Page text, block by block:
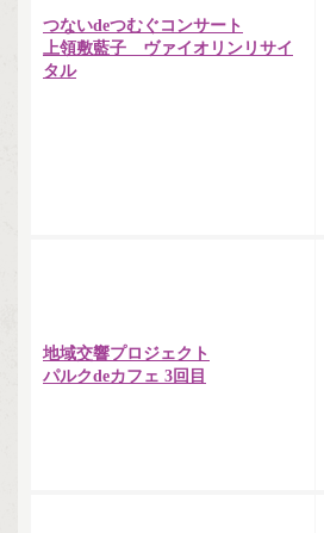
つないdeつむぐコンサート
上領敷藍子 ヴァイオリンリサイ
タル
地域交響プロジェクト
パルクdeカフェ 3回目